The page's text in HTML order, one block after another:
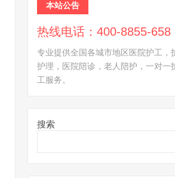
本站公告
热线电话：400-8855-658
专业提供全国各城市地区医院护工，
护理，医院陪诊，老人陪护，一对一
工服务。
搜索